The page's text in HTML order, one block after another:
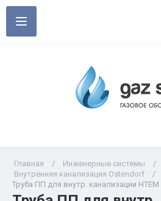
Главная / Инженерные системы /
Внутренняя канализация Ostendorf
/
Труба ПП для внутр. канализации